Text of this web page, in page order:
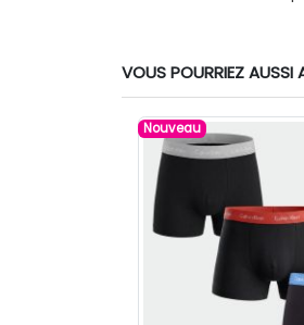
VOUS POURRIEZ AUSSI
Nouveau